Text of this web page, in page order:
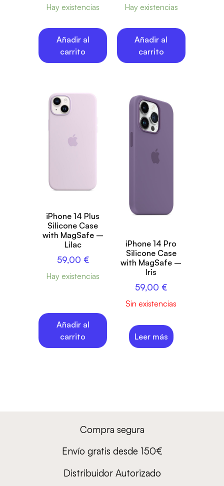
Hay existencias
Añadir al
carrito
Hay existencias
Añadir al
carrito
iPhone 14 Plus
Silicone Case
with MagSafe –
Lilac
59,00 €
Hay existencias
Añadir al
carrito
iPhone 14 Pro
Silicone Case
with MagSafe –
Iris
59,00 €
Sin existencias
Leer más
Compra segura
Envío gratis desde 150€
Distribuidor Autorizado